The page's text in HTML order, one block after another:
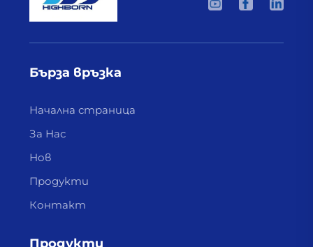
Бърза връзка
Начална страница
За Нас
Нов
Продукти
Контакт
Продукти